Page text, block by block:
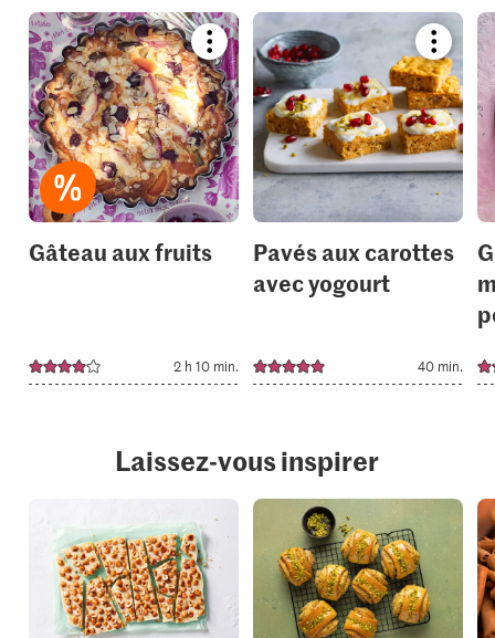
Bookmark
recipe
or
add
it
to
your
collections.
Gâteau aux fruits
2 h 10 min.
recipe
or
add
it
to
your
Pavés aux carottes
avec yogourt
40 min.
Laissez-vous inspirer